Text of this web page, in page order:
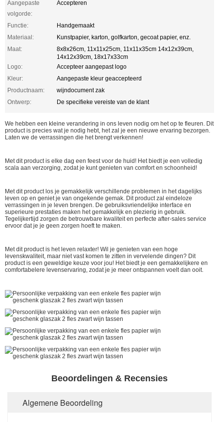
Aangepaste
volgorde:
Accepteren
Functie:
Handgemaakt
Materiaal:
Kunstpapier, karton, golfkarton, gecoat papier, enz.
Maat:
8x8x26cm, 11x11x25cm, 11x11x35cm 14x12x39cm,
14x12x39cm, 18x17x33cm
Logo:
Accepteer aangepast logo
Kleur:
Aangepaste kleur geaccepteerd
Productnaam:
wijndocument zak
Ontwerp:
De specifieke vereiste van de klant
We hebben een kleine verandering in ons leven nodig om het op te fleuren. Dit
product is precies wat je nodig hebt, het zal je een nieuwe ervaring bezorgen.
Laten we de verrassingen die het brengt verkennen!
Met dit product is elke dag een feest voor de huid! Het biedt je een volledig
scala aan verzorging, zodat je kunt genieten van comfort en schoonheid!
Met dit product los je gemakkelijk verschillende problemen in het dagelijks
leven op en geniet je van ongekende gemak. Dit product zal eindeloze
verrassingen in je leven brengen. De gebruiksvriendelijke interface en
superieure prestaties maken het gemakkelijk en plezierig in gebruik.
Tegelijkertijd zorgen de betrouwbare kwaliteit en perfecte after-sales service
ervoor dat je je geen zorgen hoeft te maken.
Met dit product is het leven relaxter! Wil je genieten van een hoge
levenskwaliteit, maar niet vast komen te zitten in vervelende dingen? Dit
product is een geweldige keuze voor jou! Het biedt je een gemakkelijkere en
comfortabelere levenservaring, zodat je je meer ontspannen voelt dan ooit.
Beoordelingen & Recensies
Algemene Beoordeling